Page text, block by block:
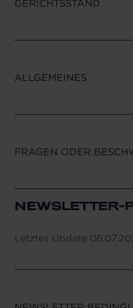
GERICHTSSTAND
ALLGEMEINES
FRAGEN ODER
NEWSLETTER-
Letztes Update